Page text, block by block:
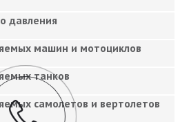
давления
машин и мотоциклов
танков
самолетов и вертолетов